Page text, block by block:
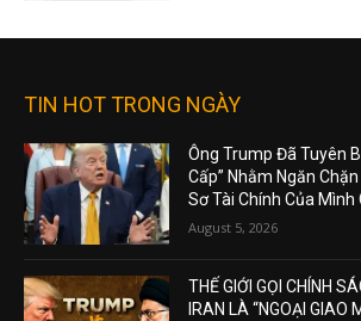
TIN HOT TRONG NGÀY
Ông Trump Đã Tuyên
Cấp” Nhằm Ngăn
Sơ Tài Chính Của Mình
August 5, 2026
THẾ GIỚI GỌI CHÍNH
IRAN LÀ “NGOẠI GIAO